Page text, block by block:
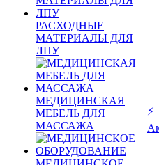
РАСХОДНЫЕ
МАТЕРИАЛЫ ДЛЯ
ЛПУ
МЕДИЦИНСКАЯ
МЕБЕЛЬ ДЛЯ
МАССАЖА
⚡